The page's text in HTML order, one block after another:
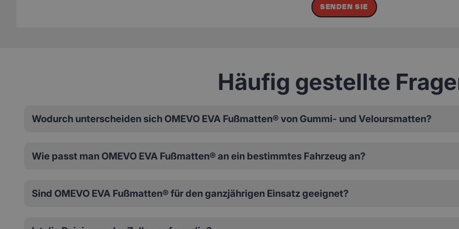
SENDEN SIE
Häufig gestellte
Wodurch unterscheiden sich OMEVO EVA Fußmatten® von Gummi- und Veloursmatten?
Wie passt man OMEVO EVA Fußmatten® an ein bestimmtes Fahrzeug an?
Sind OMEVO EVA Fußmatten® für den ganzjährigen Einsatz geeignet?